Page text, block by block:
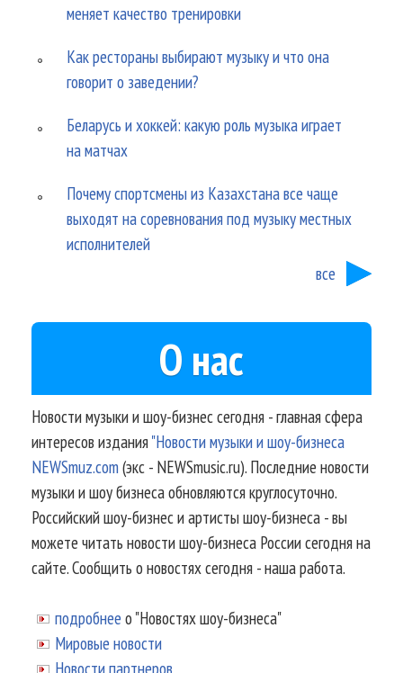
меняет качество тренировки
Как рестораны выбирают музыку и что она
говорит о заведении?
Беларусь и хоккей: какую роль музыка играет
на матчах
Почему спортсмены из Казахстана все чаще
выходят на соревнования под музыку местных
исполнителей
все
О нас
Новости музыки и шоу-бизнес сегодня - главная сфера
интересов издания"Новости музыки и шоу-бизнеса
NEWSmuz.com(экс - NEWSmusic.ru). Последние новости
музыки и шоу бизнеса обновляются круглосуточно.
Российский шоу-бизнес и артисты шоу-бизнеса - вы
можете читать новости шоу-бизнеса России сегодня на
сайте. Сообщить о новостях сегодня - наша работа.
подробнее о "Новостях шоу-бизнеса"
Мировые новости
Новости партнеров